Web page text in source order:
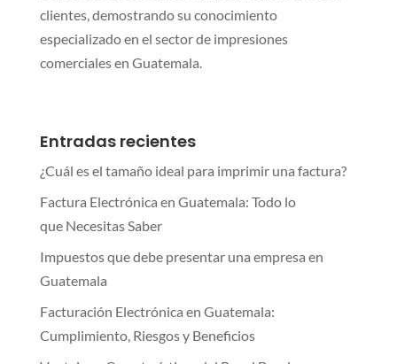
clientes, demostrando su conocimiento
especializado en el sector de impresiones
comerciales en Guatemala.
Entradas recientes
¿Cuál es el tamaño ideal para imprimir una factura?
Factura Electrónica en Guatemala: Todo lo
que Necesitas Saber
Impuestos que debe presentar una empresa en
Guatemala
Facturación Electrónica en Guatemala:
Cumplimiento, Riesgos y Beneficios